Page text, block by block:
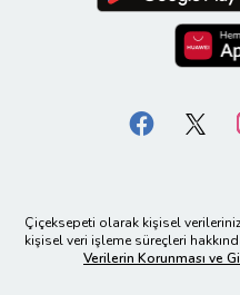
Çiçeksepeti olarak kişisel
kişisel veri işleme süreçleri
Verilerin Korunması ve